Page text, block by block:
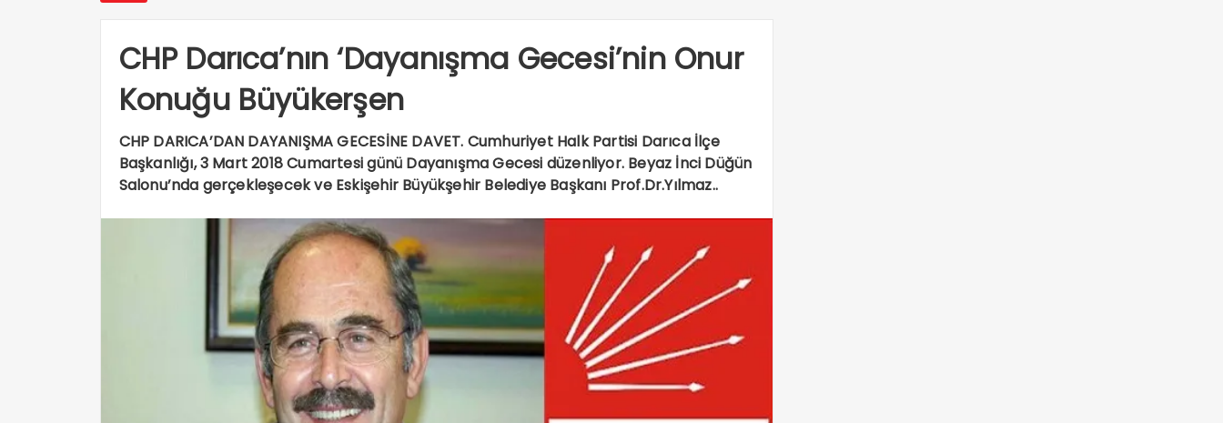
CHP Darıca’nın ‘Dayanışma Gecesi’nin Onur
Konuğu Büyükerşen
CHP DARICA’DAN DAYANIŞMA GECESİNE DAVET. Cumhuriyet Halk Partisi Darıca İlçe
Başkanlığı, 3 Mart 2018 Cumartesi günü Dayanışma Gecesi düzenliyor. Beyaz İnci Düğün
Salonu’nda gerçekleşecek ve Eskişehir Büyükşehir Belediye Başkanı Prof.Dr.Yılmaz..